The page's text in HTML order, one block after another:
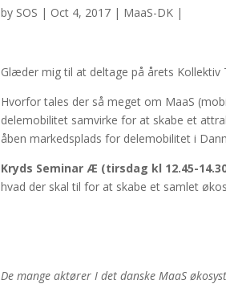
by SOS | Oct 4, 2017 | MaaS-DK |
Glæder mig til at deltage på årets
Hvorfor tales der så meget om MaaS
delemobilitet samvirke for at skabe et
åben markedsplads for delemobilitet i
Kryds Seminar Æ (tirsdag kl 12.45-
hvad der skal til for at skabe et samlet
De mange aktører I det danske MaaS